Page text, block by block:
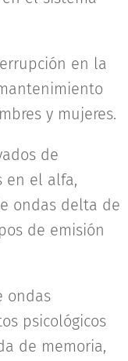
en la
y mujeres.
de
en el alfa,
ondas delta de
de emisión
ondas
psicológicos
de memoria,